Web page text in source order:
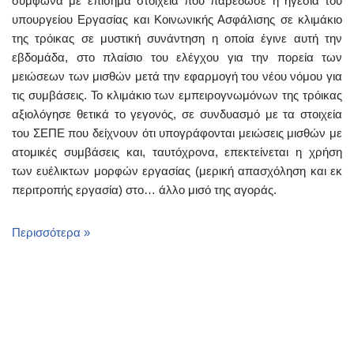
υπουργείου Εργασίας και Κοινωνικής Ασφάλισης σε κλιμάκιο
της τρόικας σε μυστική συνάντηση η οποία έγινε αυτή την
εβδομάδα, στο πλαίσιο του ελέγχου για την πορεία των
μειώσεων των μισθών μετά την εφαρμογή του νέου νόμου για
τις συμβάσεις. Το κλιμάκιο των εμπειρογνωμόνων της τρόικας
αξιολόγησε θετικά το γεγονός, σε συνδυασμό με τα στοιχεία
του ΣΕΠΕ που δείχνουν ότι υπογράφονται μειώσεις μισθών με
ατομικές συμβάσεις και, ταυτόχρονα, επεκτείνεται η χρήση
των ευέλικτων μορφών εργασίας (μερική απασχόληση και εκ
περιτροπής εργασία) στο… άλλο μισό της αγοράς.
Περισσότερα »